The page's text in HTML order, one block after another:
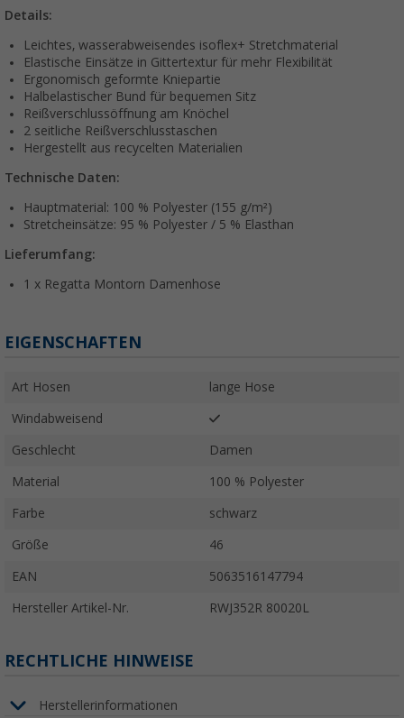
Details:
Leichtes, wasserabweisendes isoflex+ Stretchmaterial
Elastische Einsätze in Gittertextur für mehr Flexibilität
Ergonomisch geformte Kniepartie
Halbelastischer Bund für bequemen Sitz
Reißverschlussöffnung am Knöchel
2 seitliche Reißverschlusstaschen
Hergestellt aus recycelten Materialien
Technische Daten:
Hauptmaterial: 100 % Polyester (155 g/m²)
Stretcheinsätze: 95 % Polyester / 5 % Elasthan
Lieferumfang:
1 x Regatta Montorn Damenhose
EIGENSCHAFTEN
Art Hosen lange Hose
Windabweisend
Geschlecht Damen
Material 100 % Polyester
Farbe schwarz
Größe 46
EAN 5063516147794
Hersteller Artikel-Nr. RWJ352R 80020L
RECHTLICHE HINWEISE
Herstellerinformationen